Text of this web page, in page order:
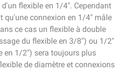
flexible en 1/4". Cependant
qu'une connexion en 1/4" mâle
ce cas un flexible à double
du flexible en 3/8") ou 1/2"
en 1/2") sera toujours plus
de diamètre et connexions